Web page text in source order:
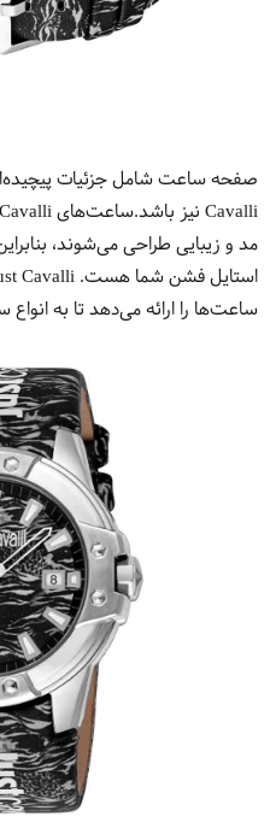
مد و زیبایی طراحی می‌شوند،
ساعت‌ها را ارائه می‌دهد تا به